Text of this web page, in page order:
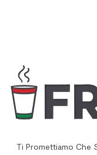
Ti Promettiamo Che